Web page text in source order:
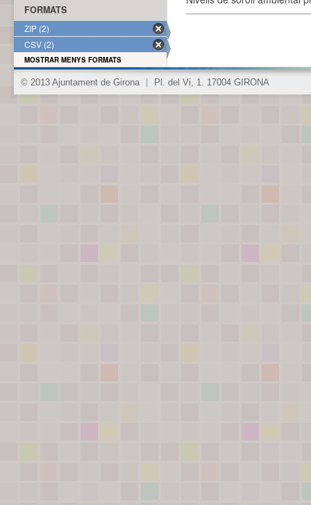
FORMATS
ZIP (2)
CSV (2)
MOSTRAR MENYS FORMATS
© 2013 Ajuntament de Girona Pl. del Vi, 1. 17004 GIRONA